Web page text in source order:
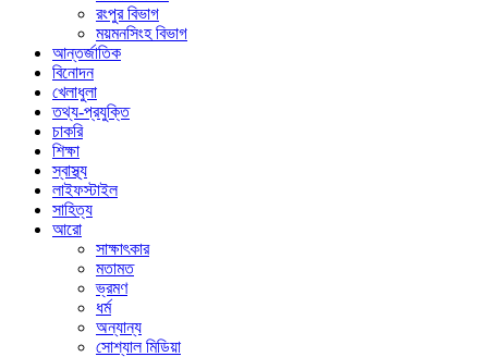
রংপুর বিভাগ
ময়মনসিংহ বিভাগ
আন্তর্জাতিক
বিনোদন
খেলাধুলা
তথ্য-প্রযুক্তি
চাকরি
শিক্ষা
স্বাস্থ্য
লাইফস্টাইল
সাহিত্য
আরো
সাক্ষাৎকার
মতামত
ভ্রমণ
ধর্ম
অন্যান্য
সোশ্যাল মিডিয়া